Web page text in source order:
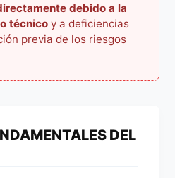
debido a la
técnico y a deficiencias
previa de los riesgos
DEL